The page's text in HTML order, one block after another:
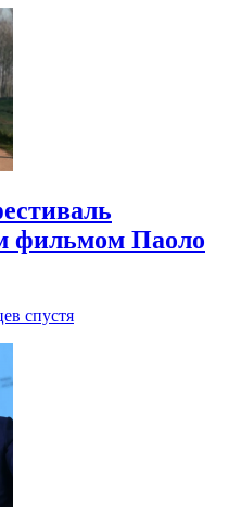
фильмом Паоло
спустя